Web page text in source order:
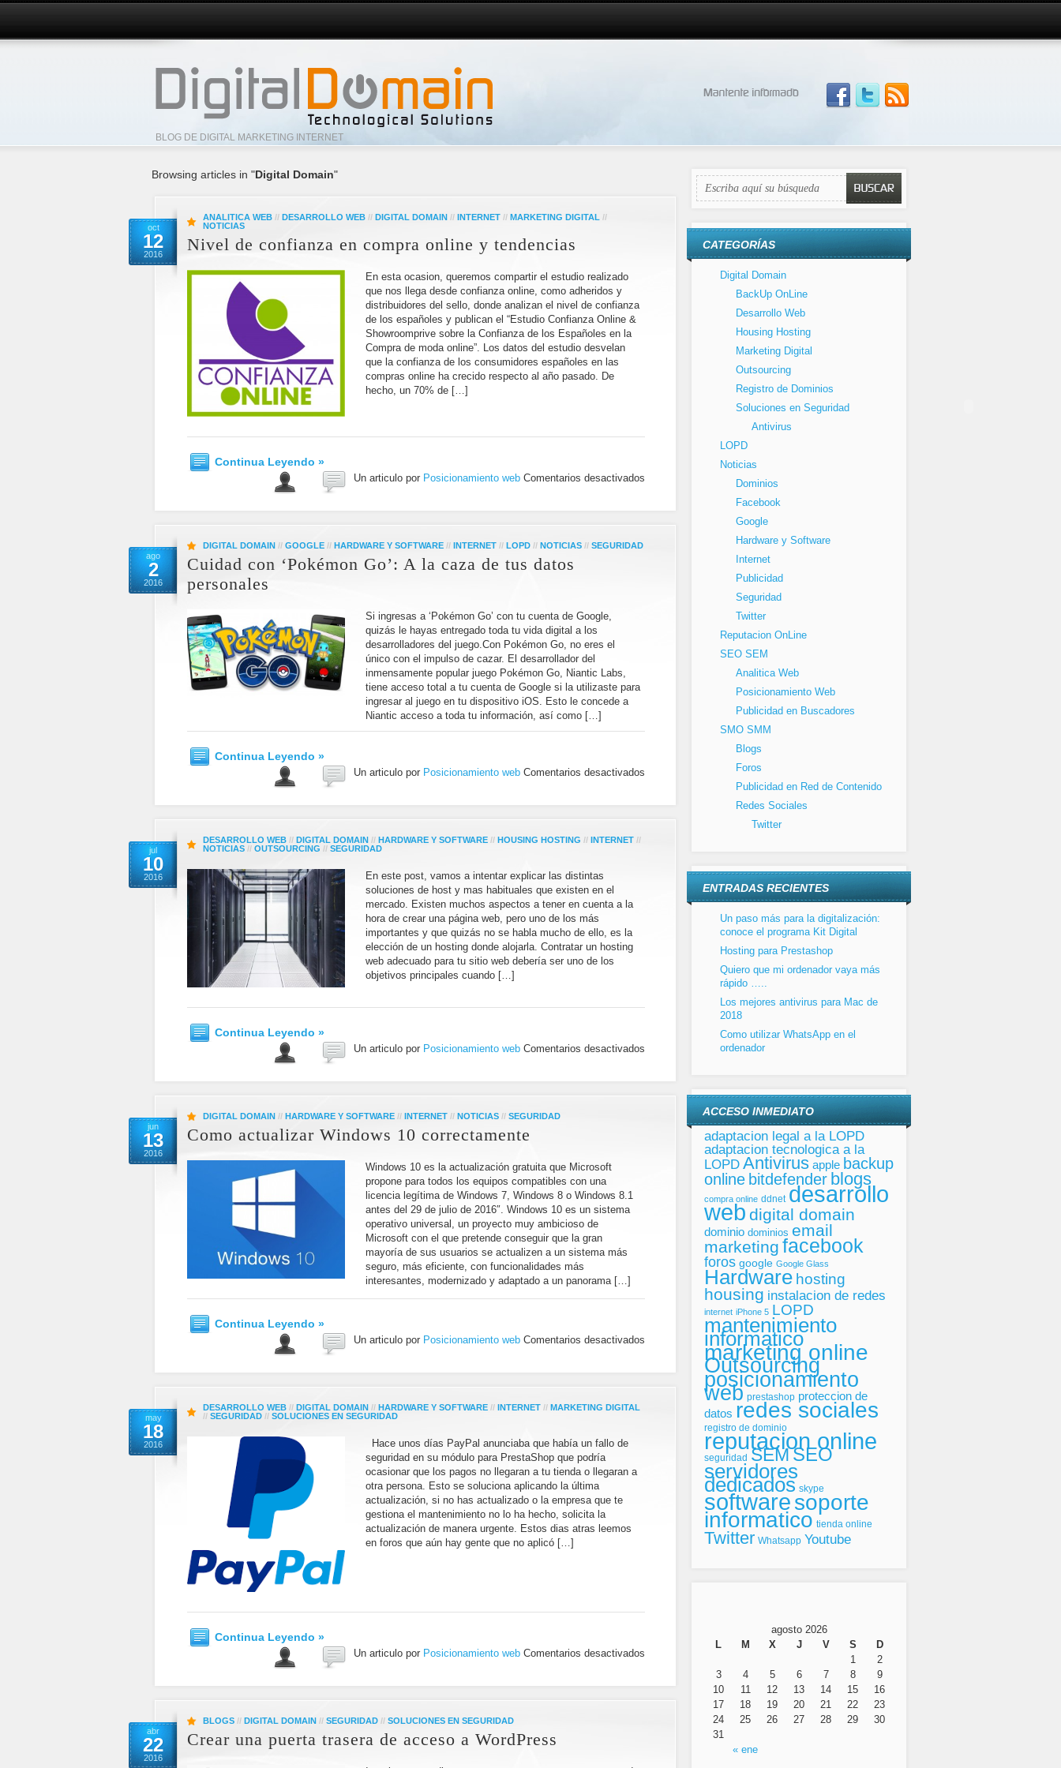
BLOG DE DIGITAL MARKETING INTERNET
Browsing articles in "Digital Domain"
oct
12
2016
ANALITICA WEB // DESARROLLO WEB // DIGITAL DOMAIN // INTERNET // MARKETING DIGITAL //
NOTICIAS
Nivel de confianza en compra online y tendencias
En esta ocasion, queremos compartir el estudio realizado
que nos llega desde confianza online, como adheridos y
distribuidores del sello, donde analizan el nivel de confianza
de los españoles y publican el “Estudio Confianza Online &
Showroomprive sobre la Confianza de los Españoles en la
Compra de moda online”. Los datos del estudio desvelan
que la confianza de los consumidores españoles en las
compras online ha crecido respecto al año pasado. De
hecho, un 70% de […]
Continua Leyendo »
Un articulo por Posicionamiento web Comentarios desactivados
ago
2
2016
DIGITAL DOMAIN // GOOGLE // HARDWARE Y SOFTWARE // INTERNET // LOPD // NOTICIAS // SEGURIDAD
Cuidad con ‘Pokémon Go’: A la caza de tus datos
personales
Si ingresas a ‘Pokémon Go’ con tu cuenta de Google,
quizás le hayas entregado toda tu vida digital a los
desarrolladores del juego.Con Pokémon Go, no eres el
único con el impulso de cazar. El desarrollador del
inmensamente popular juego Pokémon Go, Niantic Labs,
tiene acceso total a tu cuenta de Google si la utilizaste para
ingresar al juego en tu dispositivo iOS. Esto le concede a
Niantic acceso a toda tu información, así como […]
Continua Leyendo »
Un articulo por Posicionamiento web Comentarios desactivados
jul
10
2016
DESARROLLO WEB // DIGITAL DOMAIN // HARDWARE Y SOFTWARE // HOUSING HOSTING // INTERNET //
NOTICIAS // OUTSOURCING // SEGURIDAD
En este post, vamos a intentar explicar las distintas
soluciones de host y mas habituales que existen en el
mercado. Existen muchos aspectos a tener en cuenta a la
hora de crear una página web, pero uno de los más
importantes y que quizás no se habla mucho de ello, es la
elección de un hosting donde alojarla. Contratar un hosting
web adecuado para tu sitio web debería ser uno de los
objetivos principales cuando […]
Continua Leyendo »
Un articulo por Posicionamiento web Comentarios desactivados
jun
13
2016
DIGITAL DOMAIN // HARDWARE Y SOFTWARE // INTERNET // NOTICIAS // SEGURIDAD
Como actualizar Windows 10 correctamente
Windows 10 es la actualización gratuita que Microsoft
propone para todos los equipos compatibles con una
licencia legítima de Windows 7, Windows 8 o Windows 8.1
antes del 29 de julio de 2016″. Windows 10 es un sistema
operativo universal, un proyecto muy ambicioso de
Microsoft con el que pretende conseguir que la gran
mayoría de sus usuarios se actualizen a un sistema más
seguro, más eficiente, con funcionalidades más
interesantes, modernizado y adaptado a un panorama […]
Continua Leyendo »
Un articulo por Posicionamiento web Comentarios desactivados
may
18
2016
DESARROLLO WEB // DIGITAL DOMAIN // HARDWARE Y SOFTWARE // INTERNET // MARKETING DIGITAL
// SEGURIDAD // SOLUCIONES EN SEGURIDAD
Hace unos días PayPal anunciaba que había un fallo de
seguridad en su módulo para PrestaShop que podría
ocasionar que los pagos no llegaran a tu tienda o llegaran a
otra persona. Esto se soluciona aplicando la última
actualización, si no has actualizado o la empresa que te
gestiona el mantenimiento no lo ha hecho, solicita la
actualización de manera urgente. Estos dias atras leemos
en foros que aún hay gente que no aplicó […]
Continua Leyendo »
Un articulo por Posicionamiento web Comentarios desactivados
abr
22
2016
BLOGS // DIGITAL DOMAIN // SEGURIDAD // SOLUCIONES EN SEGURIDAD
Crear una puerta trasera de acceso a WordPress
CATEGORÍAS
Digital Domain
BackUp OnLine
Desarrollo Web
Housing Hosting
Marketing Digital
Outsourcing
Registro de Dominios
Soluciones en Seguridad
Antivirus
LOPD
Noticias
Dominios
Facebook
Google
Hardware y Software
Internet
Publicidad
Seguridad
Twitter
Reputacion OnLine
SEO SEM
Analitica Web
Posicionamiento Web
Publicidad en Buscadores
SMO SMM
Blogs
Foros
Publicidad en Red de Contenido
Redes Sociales
Twitter
ENTRADAS RECIENTES
Un paso más para la digitalización:
conoce el programa Kit Digital
Hosting para Prestashop
Quiero que mi ordenador vaya más
rápido …..
Los mejores antivirus para Mac de
2018
Como utilizar WhatsApp en el
ordenador
ACCESO INMEDIATO
adaptacion legal a la LOPD
adaptacion tecnologica a la
LOPD Antivirus apple backup
online bitdefender blogs
compra online ddnet desarrollo
web digital domain
dominio dominios email
marketing facebook
foros google Google Glass
Hardware hosting
housing instalacion de redes
internet iPhone 5 LOPD
mantenimiento
informatico
marketing online
Outsourcing
posicionamiento
web prestashop proteccion de
datos redes sociales
registro de dominio
reputacion online
seguridad SEMSEO
servidores
dedicados skype
softwaresoporte
informatico tienda online
Twitter Whatsapp Youtube
agosto 2026
L
M X J V S D
« ene
1
2
3
4 5 6 7 8
9
10
11 12 13 14 15
16
17
18 19 20 21 22
23
24
25 26 27 28 29
30
31